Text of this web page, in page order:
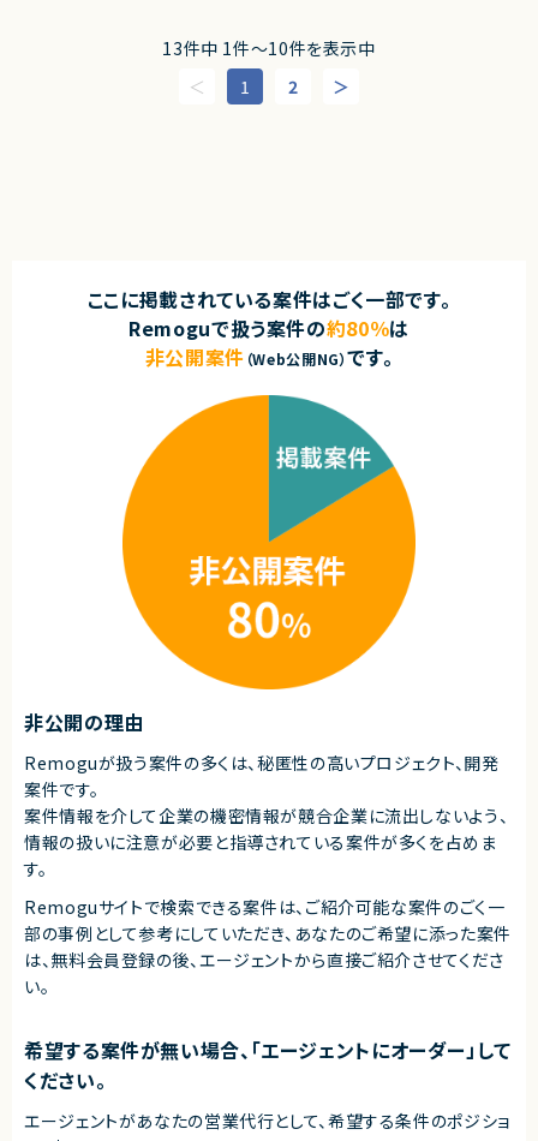
クホルダーとの連携・マネジメント経験を多様な経験を積むことができます
★フルリモート/フレックスで参加いただける案件です
・チーム20名以上・エンタープライズ企業・上場企業との取引など、比較的大
規模なプロジェクトの経験がある
求めるスキル
■必須スキル・経験
・大手クライアント（上場企業・エンタープライズ）向け受託案件のPM経験：1
・Webサービスまたはモバイルアプリ開発プロジェクトのPM／PL経験
・10〜20名規模のプロジェクトチームをリードした経験
・要件定義〜リリースまで一気通貫で関わったプロジェクト経験
・ベンチャー・スタートアップな・新規事業など、意思決定のスピード感や変
動性の高い環境下での経験
・gemini／Claude等の生成AIツールを日常業務で活用している
・GitHubを用いたIssue管理／開発フローに関わった経験
・toCサービス、または大企業のDX／新規事業プロジェクトのPM経験
・0→1フェーズの新規プロダクト・新規事業に関わった経験
業務委託(準委任契約)
株式会社LASSIC
エージェントから
-
・ハンズオン研修の企画・資料作成
・月2〜3回程度のオンライン研修の実施（講師またはサポート）
・スケジュールに沿って、主体的にタスクを推進できるPM経験。
・企業におけるITツール（SaaS等）の導入、定着化支援（カスタマーサクセス
・研修講師やウェビナーでの登壇経験。
・データを用いた利用状況の分析・レポート作成経験
業務委託(準委任契約)
株式会社LASSIC
エージェントから
◎ 生成AI（Copilot）の活用推進という最先端領域に携われます！
◎ コミュニティ運営・研修企画など幅広いPMスキルを活かせる環境です！
◎ 組織全体のDX推進に貢献できるやりがいの大きいポジションです！
◎ フルリモートかつ高い裁量で主体的に働ける環境です！
13件中 1件〜10件を表示中
1
2
ここに掲載されている案件はごく一部です。
Remoguで扱う案件の約80％は
非公開案件 （Web公開NG）です。
非公開の理由
Remoguが扱う案件の多くは、秘匿性の高いプロジェクト、開発
案件です。
案件情報を介して企業の機密情報が競合企業に流出しないよう、
情報の扱いに注意が必要と指導されている案件が多くを占めま
す。
Remoguサイトで検索できる案件は、ご紹介可能な案件のごく一
部の事例として参考にしていただき、 あなたのご希望に添った案件
は、無料会員登録の後、エージェントから直接ご紹介させてくださ
い。
希望する案件が無い場合、「エージェントにオーダー」して
ください。
エージェントがあなたの営業代行として、希望する条件のポジショ